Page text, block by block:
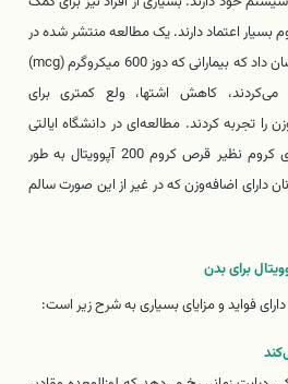
اعتماد دارند. یک مطالعه منتشر شده در
مجله Psychiatric Practice نشان داد که بیمارانی که دوز 600 میکروگرم (mcg)
کاهش اشتها، ولع کمتری برای
تجربه کردند. مطالعه‌ای در دانشگاه ایالتی
لوئیزیانا نشان داد که مکمل‌های کروم نظیر قرص کروم 200 آپوویتال به طور
دارای اضافه‌وزن که در غیر از این صورت سالم